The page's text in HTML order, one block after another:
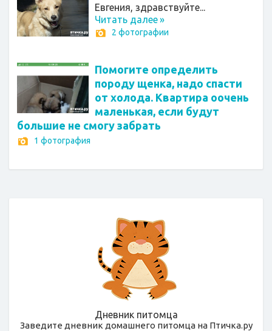
Евгения, здравствуйте...
Читать далее»
2 фотографии
Помогите определить
породу щенка, надо спасти
от холода. Квартира оочень
маленькая, если будут
большие не смогу забрать
1 фотография
Дневник питомца
Заведите дневник домашнего питомца на Птичка.ру